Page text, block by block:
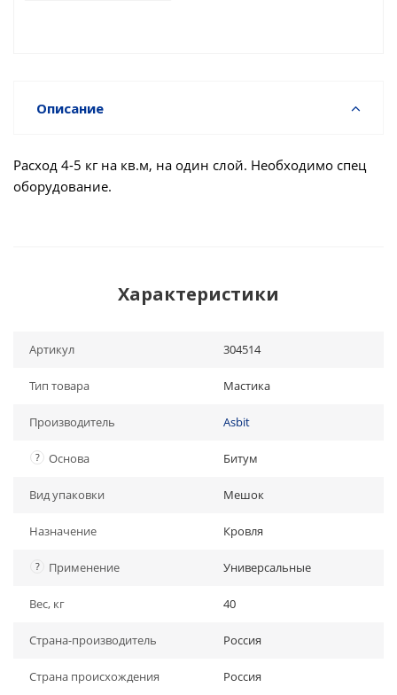
Описание
Расход 4-5 кг на кв.м, на один слой. Необходимо спец
оборудование.
Характеристики
Артикул 304514
Тип товара Мастика
Производитель Asbit
? Основа Битум
Вид упаковки Мешок
Назначение Кровля
? Применение Универсальные
Вес, кг 40
Страна-производитель Россия
Страна происхождения Россия